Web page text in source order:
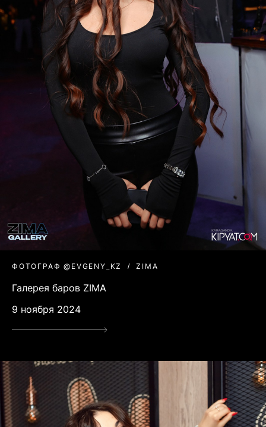
ФОТОГРАФ @EVGENY_KZ ZIMA
Галерея баров ZIMA
9 ноября 2024